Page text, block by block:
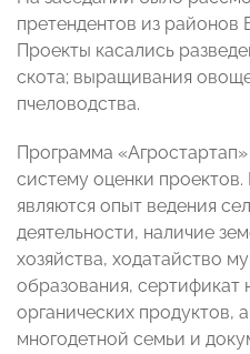
претендентов из
Проекты касались
скота; выращивания
пчеловодства.
Программа
систему оценки
являются опыт ведения
деятельности, наличие
хозяйства, ходатайство
образования, сертификат
органических продуктов,
многодетной семьи и